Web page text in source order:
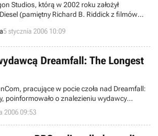
Studios, którą w 2002 roku założył
(pamiętny Richard B. Riddick z filmów
zaktualizowali swoją oficjalną stronę
do katalogu gier dwie nieznane wcześniej
5 stycznia 2006 10:09
Dreamfall: The Longest
pracujące w pocie czoła nad Dreamfall:
poinformowało o znalezieniu wydawcy
dobrze przyjętej przez graczy
z myślą o rynku północnoamerykańskim trafi
Aspyr Media.
2006 09:53